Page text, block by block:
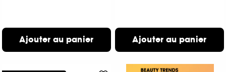
Ajouter au panier Ajouter au panier